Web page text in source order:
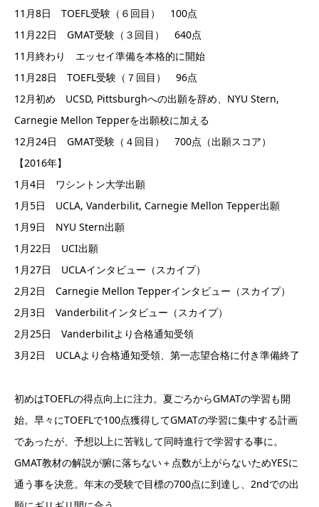
11月8日 TOEFL受験（６回目） 100点
11月22日 GMAT受験（３回目） 640点
11月終わり エッセイ準備を本格的に開始
11月28日 TOEFL受験（７回目） 96点
12月初め UCSD, Pittsburghへの出願を辞め、NYU Stern,
Carnegie Mellon Tepperを出願校に加える
12月24日 GMAT受験（４回目） 700点（出願スコア）
【2016年】
1月4日 ワシントン大学出願
1月5日 UCLA, Vanderbilit, Carnegie Mellon Tepper出願
1月9日 NYU Stern出願
1月22日 UCI出願
1月27日 UCLAインタビュー（スカイプ）
2月2日 Carnegie Mellon Tepperインタビュー（スカイプ）
2月3日 Vanderbilitインタビュー（スカイプ）
2月25日 Vanderbilitより合格通知受領
3月2日 UCLAより合格通知受領、第一志望合格に付き準備終了
初めはTOEFLの得点向上に注力。夏ごろからGMATの学習も開
始。早々にTOEFLで100点獲得してGMATの学習に集中する計画
であったが、予想以上に苦戦して同時進行で学習する事に。
GMAT教材の解説が腑に落ちない＋点数が上がらないためYESに
通う事を決意。年末の受験で目標の700点に到達し、2ndでの出